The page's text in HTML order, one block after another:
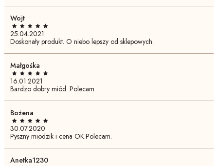
Wojt
25.04.2021
Doskonały produkt. O niebo lepszy od sklepowych.
Małgośka
16.01.2021
Bardzo dobry miód. Polecam
Bożena
30.07.2020
Pyszny miodzik i cena OK.Polecam.
Anetka1230